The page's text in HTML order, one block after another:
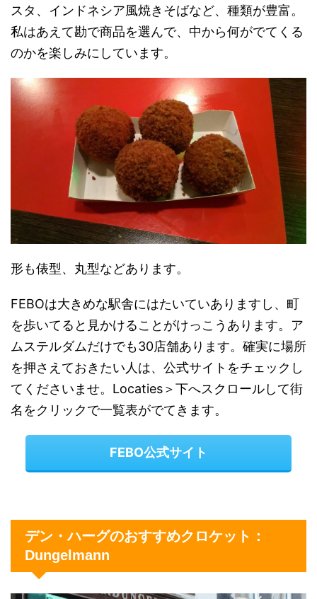
スタ、インドネシア風焼きそばなど、種類が豊富。
私はあえて勘で商品を選んで、中から何がでてくる
のかを楽しみにしています。
形も俵型、丸型などあります。
FEBOは大きめな駅舎にはたいていありますし、町
を歩いてると見かけることがけっこうあります。ア
ムステルダムだけでも30店舗あります。確実に場所
を押さえておきたい人は、公式サイトをチェックし
てくださいませ。Locaties＞下へスクロールして街
名をクリックで一覧表がでてきます。
FEBO公式サイト
デン・ハーグのおすすめクロケット：
Dungelmann